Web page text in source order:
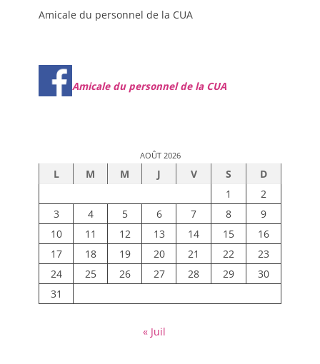
Amicale du personnel de la CUA
Amicale du personnel de la CUA
AOÛT 2026
L M M J V S
D
1
2
3
4 5 6 7 8
9
10
11 12 13 14 15
16
17
18 19 20 21 22
23
24
25 26 27 28 29
30
31
« Juil